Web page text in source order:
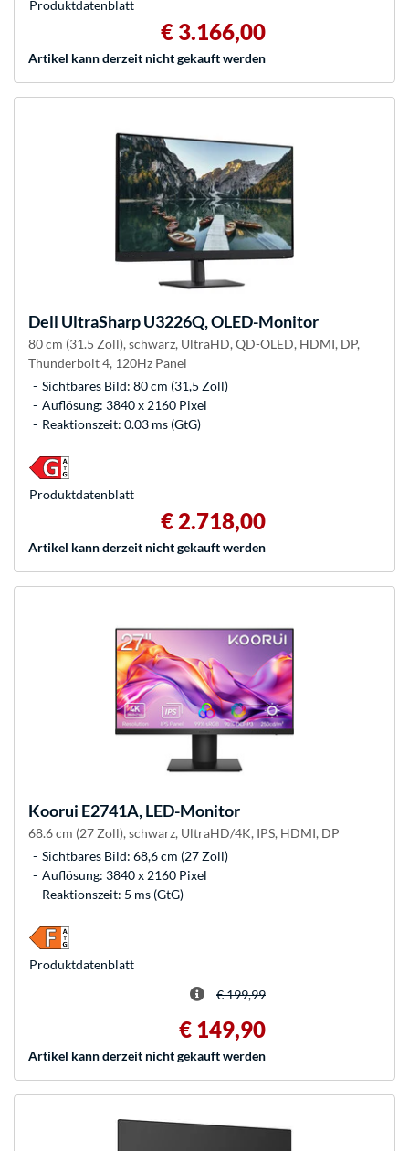
€ 3.166,00
Artikel kann derzeit nicht gekauft werden
Produkt­datenblatt
Dell UltraSharp U3226Q, OLED-Monitor
80 cm (31.5 Zoll), schwarz, UltraHD, QD-OLED, HDMI, DP,
Thunderbolt 4, 120Hz Panel
Sichtbares Bild: 80 cm (31,5 Zoll)
Auflösung: 3840 x 2160 Pixel
Reaktionszeit: 0.03 ms (GtG)
€ 2.718,00
Artikel kann derzeit nicht gekauft werden
Produkt­datenblatt
Koorui E2741A, LED-Monitor
68.6 cm (27 Zoll), schwarz, UltraHD/4K, IPS, HDMI, DP
Sichtbares Bild: 68,6 cm (27 Zoll)
Auflösung: 3840 x 2160 Pixel
Reaktionszeit: 5 ms (GtG)
€ 199,99
€ 149,90
Artikel kann derzeit nicht gekauft werden
Produkt­datenblatt